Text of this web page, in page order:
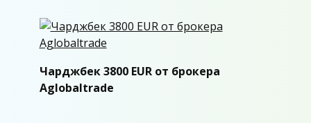
Чарджбек 3800 EUR от брокера
Aglobaltrade